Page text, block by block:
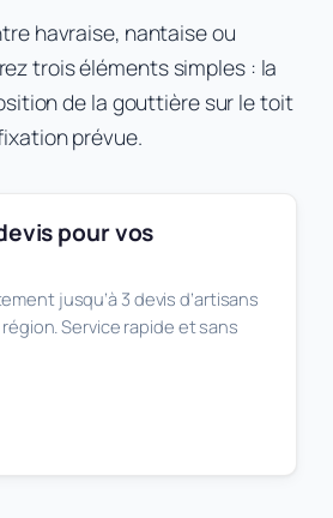
havraise, nantaise ou
trois éléments simples : la
de la gouttière sur le toit
prévue.
pour vos
jusqu’à 3 devis d’artisans
Service rapide et sans